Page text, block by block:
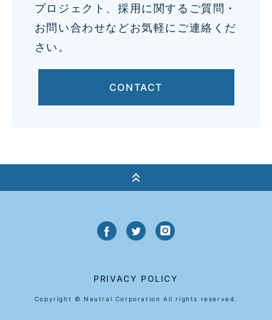
プロジェクト、採用に関するご質問・
お問い合わせなどお気軽にご連絡くだ
さい。
CONTACT
PRIVACY POLICY
Copyright © Neutral Corporation All rights reserved.